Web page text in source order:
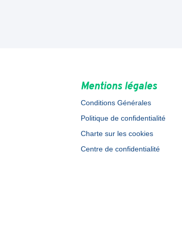
Mentions légales
Conditions Générales
Politique de confidentialité
Charte sur les cookies
Centre de confidentialité